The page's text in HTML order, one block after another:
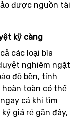
được nguồn tài
kỹ càng
các loại bìa
nghiêm ngặt
độ bền, tính
hoàn toàn có thể
cả khi tìm
giá rẻ gần đây,